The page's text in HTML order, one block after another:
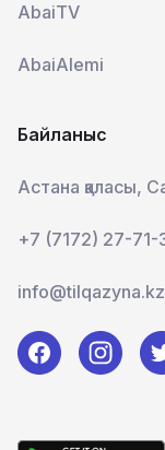
AbaiTV
AbaiAlemi
Байланыс
Астана қаласы,
+7 (7172) 27-
info@tilqazyna.kz